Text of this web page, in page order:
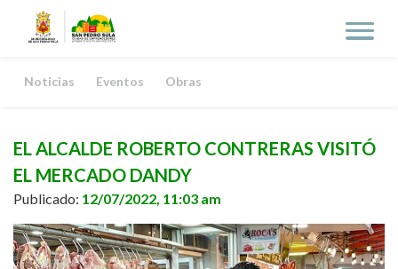
Noticias Eventos Obras
EL ALCALDE ROBERTO CONTRERAS VISITÓ
EL MERCADO DANDY
Publicado: 12/07/2022, 11:03 am